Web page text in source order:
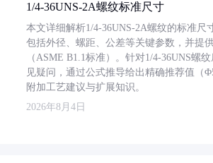
1/4-36UNS-2A螺纹标准尺寸
本文详细解析1/4-36UNS-2A螺纹的标准尺
包括外径、螺距、公差等关键参数，并提
（ASME B1.1标准）。针对1/4-36UNS螺
见疑问，通过公式推导给出精确推荐值（
附加工艺建议与扩展知识。
2026年8月4日